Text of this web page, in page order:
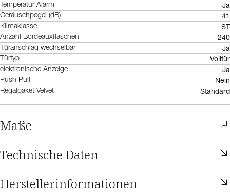
Temperatur-Alarm Ja
Geräuschpegel (dB) 41
Klimaklasse ST
Anzahl Bordeauxflaschen 240
Türanschlag wechselbar Ja
Türtyp Volltür
elektronische Anzeige Ja
Push Pull Nein
Regalpaket Velvet Standard
Maße
Technische Daten
Herstellerinformationen